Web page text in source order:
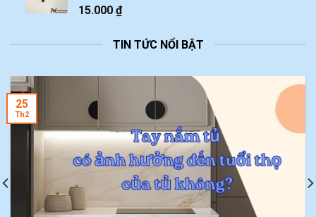
15.000 ₫
TIN TỨC NỔI BẬT
25
Th2